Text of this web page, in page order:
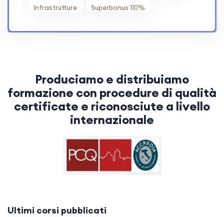
Infrastrutture Superbonus 110%
Produciamo e distribuiamo
formazione con procedure di qualità
certificate e riconosciute a livello
internazionale
Ultimi corsi pubblicati